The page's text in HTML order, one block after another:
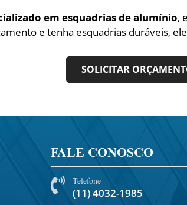
em esquadrias de alumínio,
e tenha esquadrias duráveis,
SOLICITAR
FALE CONOSCO
 Telefone
(11) 4032-1985